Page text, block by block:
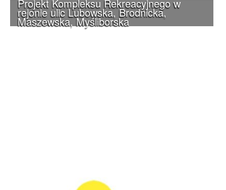
Projekt Kompleksu Rekreacyjnego w
rejonie ulic Lubowska, Brodnicka,
Maszewska, Myśliborska